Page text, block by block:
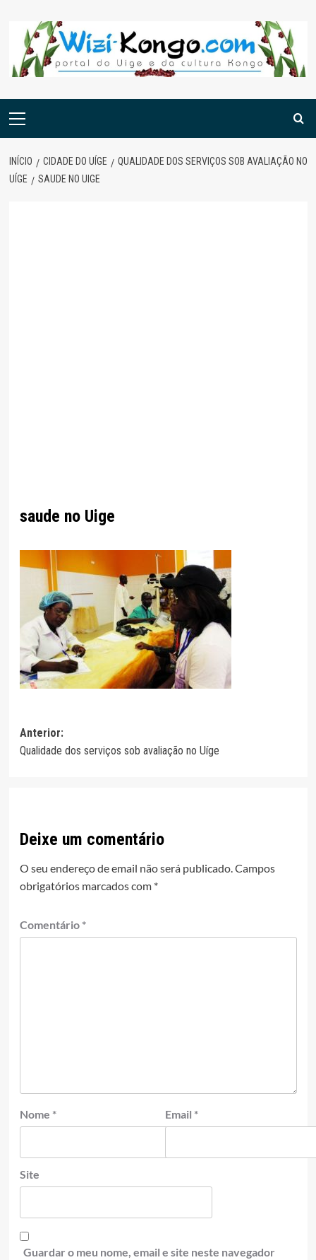
content
Menu
INÍCIO CIDADE DO UÍGE
QUALIDADE DOS SERVIÇOS SOB AVALIAÇÃO NO
UÍGE
SAUDE NO UIGE
saude no Uige
Navegação
de
Anterior:
Qualidade dos serviços sob avaliação no Uíge
Deixe um comentário
O seu endereço de email não será publicado.Campos
obrigatórios marcados com *
Comentário *
Nome * Email *
Site
Guardar o meu nome, email e site neste navegador